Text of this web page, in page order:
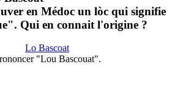
en Médoc un lòc qui signifie
Qui en connait l'origine ?
Lo Bascoat
"Lou Bascouat".